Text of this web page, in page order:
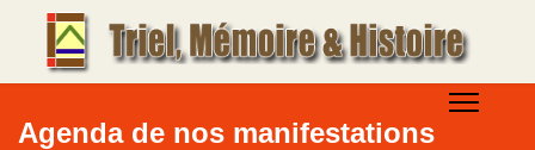
Agenda de nos manifestations